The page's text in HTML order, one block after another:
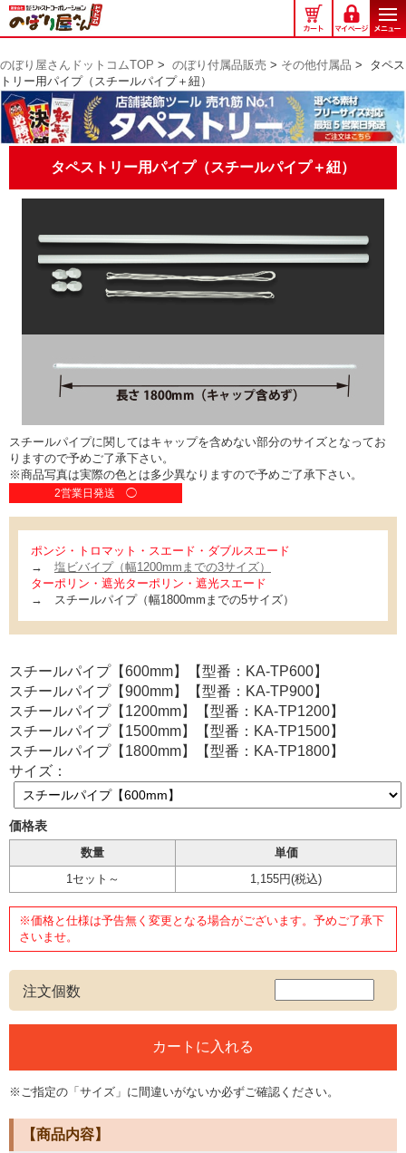
の
ぼ
屋
さ
ん
ド
ッ
コ
のぼり屋さんドットコムTOP > のぼり付属品販売 > その他付属品 > タペス
トリー用パイプ（スチールパイプ＋紐）
タペストリー用パイプ（スチールパイプ＋紐）
スチールパイプに関してはキャップを含めない部分のサイズとなってお
りますので予めご了承下さい。
※商品写真は実際の色とは多少異なりますので予めご了承下さい。
2営業日発送 ◯
ポンジ・トロマット・スエード・ダブルスエード
→ 塩ビバイプ（幅1200mmまでの3サイズ）
ターポリン・遮光ターポリン・遮光スエード
→ スチールパイプ（幅1800mmまでの5サイズ）
スチールパイプ【600mm】【型番：KA-TP600】
スチールパイプ【900mm】【型番：KA-TP900】
スチールパイプ【1200mm】【型番：KA-TP1200】
スチールパイプ【1500mm】【型番：KA-TP1500】
スチールパイプ【1800mm】【型番：KA-TP1800】
サイズ：
価格表
数量
単価
1セット～
1,155円(税込)
※価格と仕様は予告無く変更となる場合がございます。予めご了承下
さいませ。
注文個数
※ご指定の「サイズ」に間違いがないか必ずご確認ください。
【商品内容】